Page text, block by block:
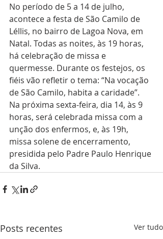
No período de 5 a 14 de julho,
acontece a festa de São Camilo de
Léllis, no bairro de Lagoa Nova, em
Natal. Todas as noites, às 19 horas,
há celebração de missa e
quermesse. Durante os festejos, os
fiéis vão refletir o tema: “Na vocação
de São Camilo, habita a caridade”.
Na próxima sexta-feira, dia 14, às 9
horas, será celebrada missa com a
unção dos enfermos, e, às 19h,
missa solene de encerramento,
presidida pelo Padre Paulo Henrique
da Silva.
Posts recentes Ver tudo